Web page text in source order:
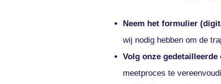
Neem het formulier
wij nodig hebben om de
Volg onze
meetproces te